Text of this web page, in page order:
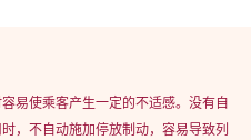
易使乘客产生一定的不适感。没有自
，不自动施加停放制动，容易导致列